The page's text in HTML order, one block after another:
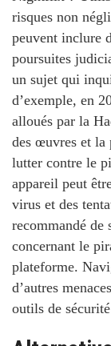
risques non
peuvent inclure
poursuites
un sujet qui
d’exemple, en
alloués par la
des œuvres et la
lutter contre le
appareil peut
virus et des
recommandé de
concernant le
plateforme.
d’autres
outils de